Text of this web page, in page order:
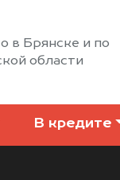
в Брянске и по
области
В кредите